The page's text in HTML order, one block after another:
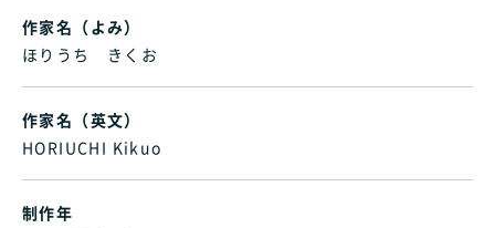
作家名（よみ）
ほりうち きくお
作家名（英文）
HORIUCHI Kikuo
制作年